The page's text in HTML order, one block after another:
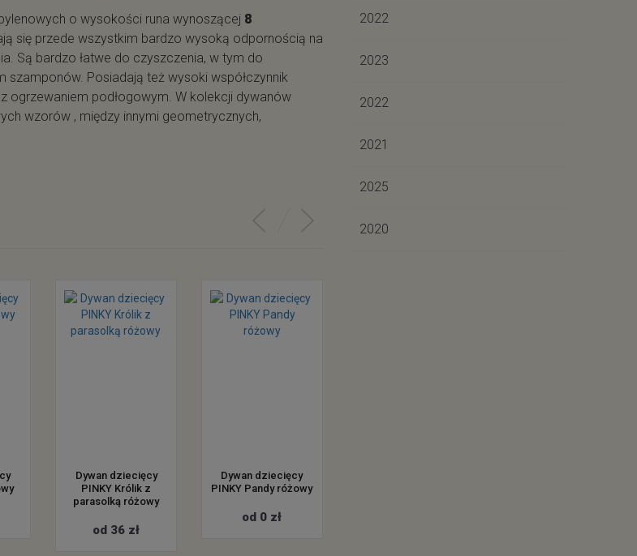
o wysokości runa wynoszącej 8
się przede wszystkim bardzo wysoką odpornością na
Są bardzo łatwe do czyszczenia, w tym do
Posiadają też wysoki współczynnik
ogrzewaniem podłogowym. W kolekcji dywanów
wzorów , między innymi geometrycznych,
Dywan dziecięcy
PINKY Królik z
parasolką różowy
od 36 zł
Dywan dziecięcy
PINKY Pandy różowy
od 0 zł
2022
2023
2022
2021
2025
2020